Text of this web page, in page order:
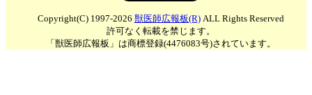
Copyright(C) 1997-2026 獣医師広報板(R)ALL Rights Reserved
許可なく転載を禁じます。
「獣医師広報板」は商標登録(4476083号)されています。